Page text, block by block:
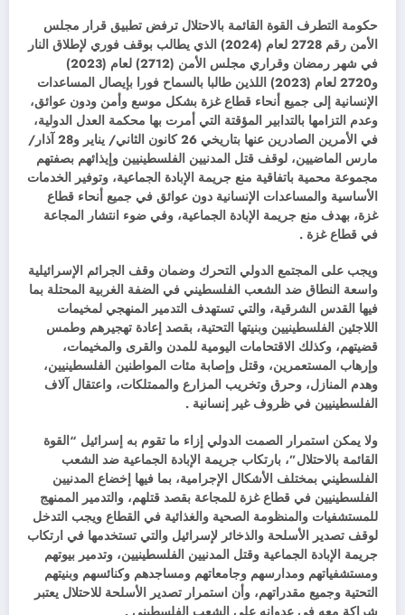
حكومة التطرف القوة القائمة بالاحتلال ترفض تطبيق قرار مجلس
الأمن رقم 2728 لعام (2024) الذي يطالب بوقف فوري لإطلاق النار
في شهر رمضان وقراري مجلس الأمن (2712) لعام (2023)
و2720 لعام (2023) اللذين طالبا بالسماح فورا بإيصال المساعدات
الإنسانية إلى جميع أنحاء قطاع غزة بشكل موسع وأمن ودون عوائق،
وعدم التزامها بالتدابير المؤقتة التي أمرت بها محكمة العدل الدولية،
في الأمرين الصادرين عنها بتاريخي 26 كانون الثاني/ يناير و28 آذار/
مارس الماضيين، لوقف قتل المدنيين الفلسطينيين وإيذائهم بصفتهم
مجموعة محمية باتفاقية منع جريمة الإبادة الجماعية، وتوفير الخدمات
الأساسية والمساعدات الإنسانية دون عوائق في جميع أنحاء قطاع
غزة، بهدف منع جريمة الإبادة الجماعية، وفي ضوء انتشار المجاعة
في قطاع غزة .
ويجب على المجتمع الدولي التحرك وضمان وقف الجرائم الإسرائيلية
واسعة النطاق ضد الشعب الفلسطيني في الضفة الغربية المحتلة بما
فيها القدس الشرقية، والتي تستهدف التدمير المنهجي لمخيمات
اللاجئين الفلسطينيين وبنيتها التحتية، بقصد إعادة تهجيرهم وطمس
قضيتهم، وكذلك الاقتحامات اليومية للمدن والقرى والمخيمات،
وإرهاب المستعمرين، وقتل وإصابة مئات المواطنين الفلسطينيين،
وهدم المنازل، وحرق وتخريب المزارع والممتلكات، واعتقال آلاف
الفلسطينيين في ظروف غير إنسانية .
ولا يمكن استمرار الصمت الدولي إزاء ما تقوم به إسرائيل “القوة
القائمة بالاحتلال”، بارتكاب جريمة الإبادة الجماعية ضد الشعب
الفلسطيني بمختلف الأشكال الإجرامية، بما فيها إخضاع المدنيين
الفلسطينيين في قطاع غزة للمجاعة بقصد قتلهم، والتدمير الممنهج
للمستشفيات والمنظومة الصحية والغذائية في القطاع ويجب التدخل
لوقف تصدير الأسلحة والذخائر لإسرائيل والتي تستخدمها في ارتكاب
جريمة الإبادة الجماعية وقتل المدنيين الفلسطينيين، وتدمير بيوتهم
ومستشفياتهم ومدارسهم وجامعاتهم ومساجدهم وكنائسهم وبنيتهم
التحتية وجميع مقدراتهم، وأن استمرار تصدير الأسلحة للاحتلال يعتبر
شراكة معه في عدوانه على الشعب الفلسطيني .